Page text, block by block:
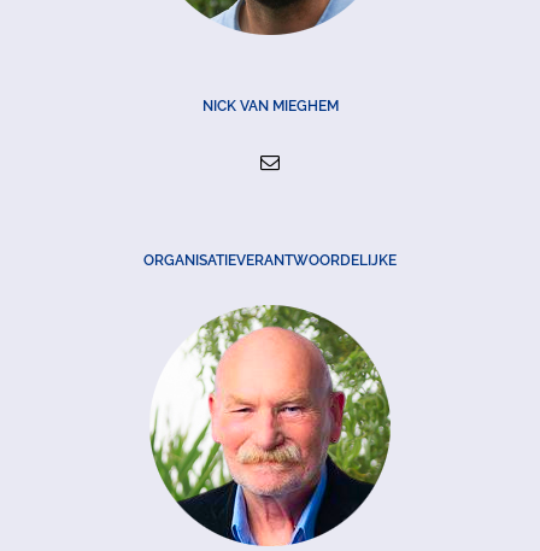
NICK VAN MIEGHEM
ORGANISATIEVERANTWOORDELIJKE